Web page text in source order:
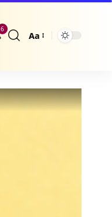
6
Größenänderung
Aa